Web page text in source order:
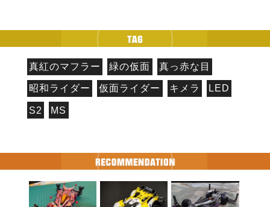
真紅のマフラー 緑の仮面 真っ赤な目
昭和ライダー 仮面ライダー キメラ LED
S2 MS